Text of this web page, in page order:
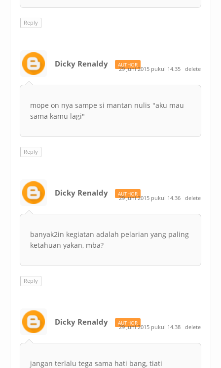
Reply
Dicky Renaldy AUTHOR
29 Juni 2015 pukul 14.35 delete
mope on nya sampe si mantan nulis "aku mau
sama kamu lagi"
Reply
Dicky Renaldy AUTHOR
29 Juni 2015 pukul 14.36 delete
banyak2in kegiatan adalah pelarian yang paling
ketahuan yakan, mba?
Reply
Dicky Renaldy AUTHOR
29 Juni 2015 pukul 14.38 delete
jangan terlalu tega sama hati bang, tiati